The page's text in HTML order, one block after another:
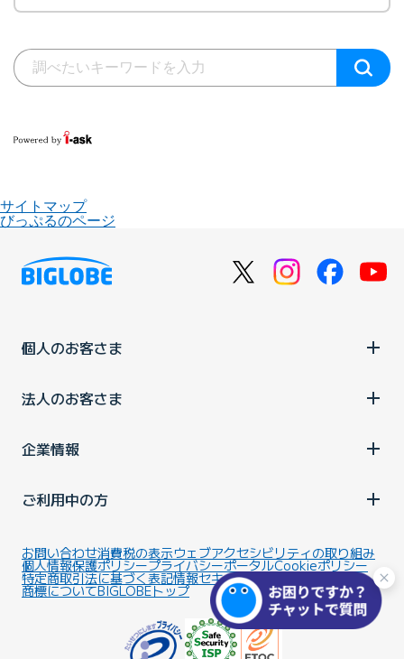
サイトマップ
びっぷるのページ
個人のお客さま
法人のお客さま
企業情報
ご利用中の方
お問い合わせ消費税の表示ウェブアクセシビリティの取り組み
個人情報保護ポリシープライバシーポータルCookieポリシー
特定商取引法に基づく表記情報セキュリティ基本方針
商標についてBIGLOBEトップ